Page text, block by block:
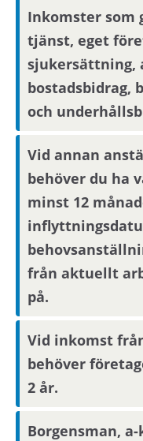
hyresvärden.
Om området
Bostaden är
befinner sig i
annat når
direkt till
bussar som tar
Hägersten.
Det är nära till
förskolor, skola
Inkomster som
tjänst, eget
sjukersättning,
bostadsbidrag,
och
Vid annan
behöver du ha
minst 12
från aktuellt
på.
Vid inkomst
behöver
2 år.
Borgensman,